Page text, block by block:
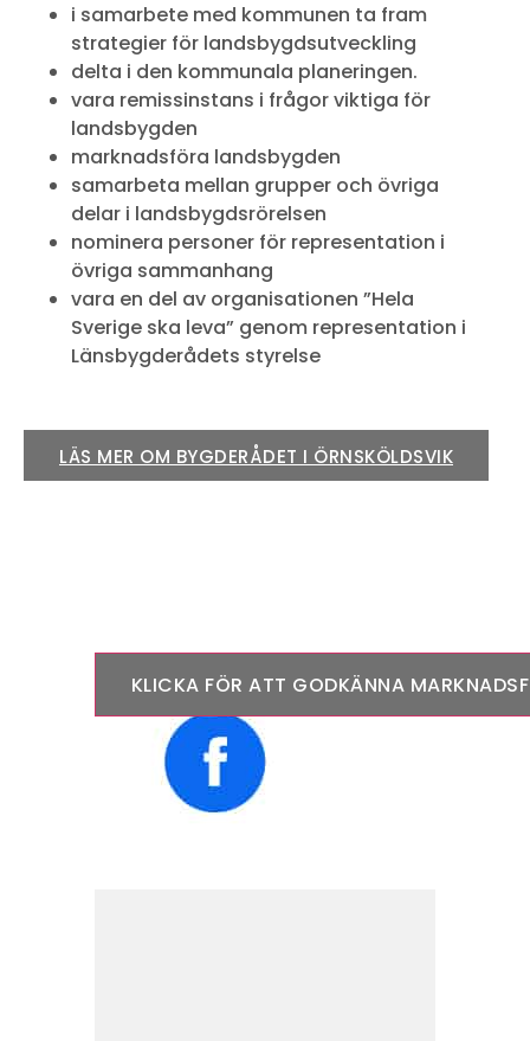
i samarbete med kommunen ta fram
strategier för landsbygdsutveckling
delta i den kommunala planeringen.
vara remissinstans i frågor viktiga för
landsbygden
marknadsföra landsbygden
samarbeta mellan grupper och övriga
delar i landsbygdsrörelsen
nominera personer för representation i
övriga sammanhang
vara en del av organisationen ”Hela
Sverige ska leva” genom representation i
Länsbygderådets styrelse
LÄS MER OM BYGDERÅDET I ÖRNSKÖLDSVIK​
KLICKA FÖR ATT GODKÄNNA